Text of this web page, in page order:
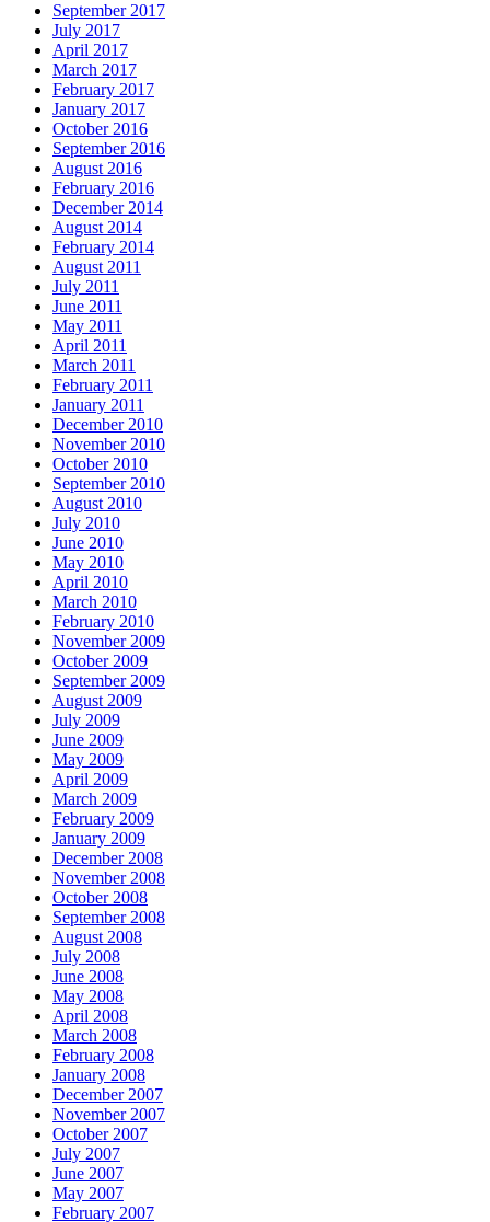
September 2017
July 2017
April 2017
March 2017
February 2017
January 2017
October 2016
September 2016
August 2016
February 2016
December 2014
August 2014
February 2014
August 2011
July 2011
June 2011
May 2011
April 2011
March 2011
February 2011
January 2011
December 2010
November 2010
October 2010
September 2010
August 2010
July 2010
June 2010
May 2010
April 2010
March 2010
February 2010
November 2009
October 2009
September 2009
August 2009
July 2009
June 2009
May 2009
April 2009
March 2009
February 2009
January 2009
December 2008
November 2008
October 2008
September 2008
August 2008
July 2008
June 2008
May 2008
April 2008
March 2008
February 2008
January 2008
December 2007
November 2007
October 2007
July 2007
June 2007
May 2007
February 2007